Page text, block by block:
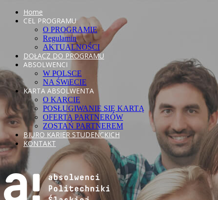
Home
CEL PROGRAMU
O PROGRAMIE
Regulamin
AKTUALNOŚCI
DOŁĄCZ DO PROGRAMU
ABSOLWENCI
W POLSCE
NA ŚWiECIE
KARTA ABSOLWENTA
O KARCIE
POSŁUGIWANIE SIĘ KARTĄ
OFERTA PARTNERÓW
ZOSTAŃ PARTNEREM
BIURO KARIER STUDENCKICH
KONTAKT